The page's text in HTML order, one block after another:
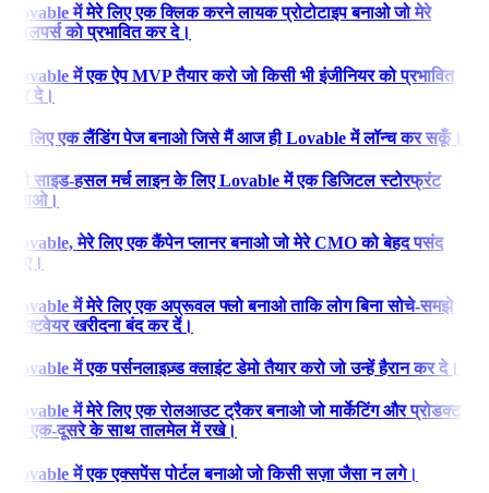
Lovable में मेरे लिए एक क्लिक करने लायक प्रोटोटाइप बनाओ जो मेरे
डेवलपर्स को प्रभावित कर दे।
Lovable में एक ऐप MVP तैयार करो जो किसी भी इंजीनियर को प्रभावित
कर दे।
मेरे लिए एक लैंडिंग पेज बनाओ जिसे मैं आज ही Lovable में लॉन्च कर सकूँ।
मेरी साइड-हसल मर्च लाइन के लिए Lovable में एक डिजिटल स्टोरफ्रंट
बनाओ।
Lovable, मेरे लिए एक कैंपेन प्लानर बनाओ जो मेरे CMO को बेहद पसंद
आए।
Lovable में मेरे लिए एक अप्रूवल फ्लो बनाओ ताकि लोग बिना सोचे-समझे
सॉफ्टवेयर खरीदना बंद कर दें।
Lovable में एक पर्सनलाइज़्ड क्लाइंट डेमो तैयार करो जो उन्हें हैरान कर दे।
Lovable में मेरे लिए एक रोलआउट ट्रैकर बनाओ जो मार्केटिंग और प्रोडक्ट
को एक-दूसरे के साथ तालमेल में रखे।
Lovable में एक एक्सपेंस पोर्टल बनाओ जो किसी सज़ा जैसा न लगे।